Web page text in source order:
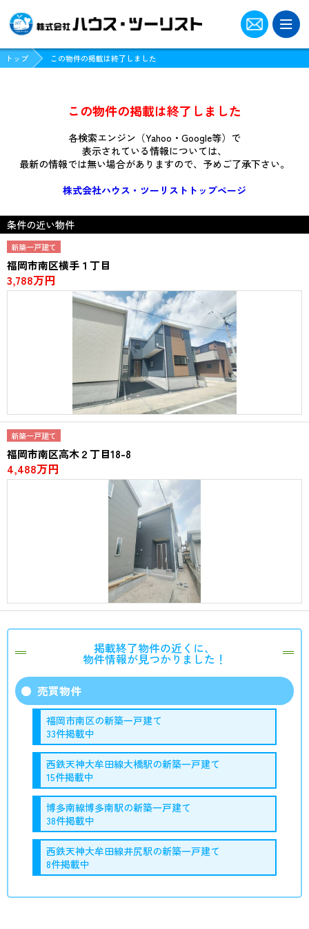
プライバシーポリシー
トップ この物件の掲載は終了しました
この物件の掲載は終了しました
各検索エンジン（Yahoo・Google等）で
表示されている情報については、
最新の情報では無い場合がありますので、 予めご了承下さい。
株式会社ハウス・ツーリストトップページ
条件の近い物件
新築一戸建て
福岡市南区横手１丁目
3,788万円
新築一戸建て
福岡市南区高木２丁目18-8
4,488万円
掲載終了物件の近くに、
物件情報が見つかりました！
売買物件
福岡市南区の新築一戸建て
33件掲載中
西鉄天神大牟田線大橋駅の新築一戸建て
15件掲載中
博多南線博多南駅の新築一戸建て
38件掲載中
西鉄天神大牟田線井尻駅の新築一戸建て
8件掲載中